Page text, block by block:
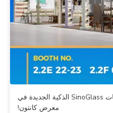
اكتشف المستقبل: مجموعات SinoGlass الذكية الجديدة في
معرض كانتون!